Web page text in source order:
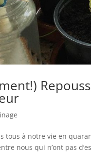
tous à notre vie en
nous qui n’ont pas